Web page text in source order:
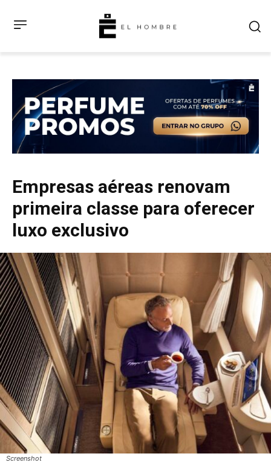
Empresas aéreas renovam
primeira classe para oferecer
luxo exclusivo
Screenshot